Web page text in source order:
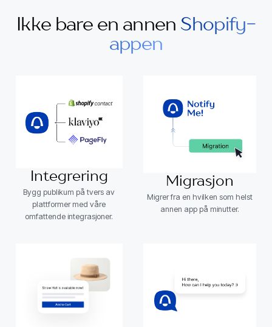
Ikke bare en annen Shopify-
appen
Integrering
Bygg publikum på tvers av
plattformer med våre
omfattende integrasjoner.
Migrasjon
Migrer fra en hvilken som helst
annen app på minutter.